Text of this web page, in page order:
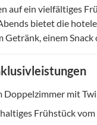
auf ein vielfältiges
bietet die
Getränk, einem
Doppelzimmer mit
Frühstück